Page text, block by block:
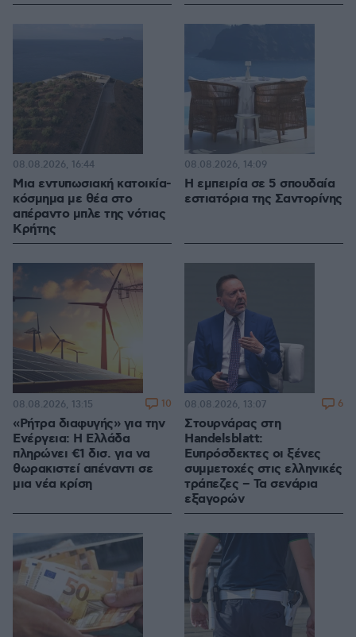
Μια εντυπωσιακή κατοικία-
κόσμημα με θέα στο
απέραντο μπλε της νότιας
Κρήτης
08.08.2026, 16:44
Η εμπειρία σε 5 σπουδαία
εστιατόρια της Σαντορίνης
08.08.2026, 14:09
«Ρήτρα διαφυγής» για την
Ενέργεια: Η Ελλάδα
πληρώνει €1 δισ. για να
θωρακιστεί απέναντι σε
μια νέα κρίση
08.08.2026, 13:15 10
Στουρνάρας στη
Handelsblatt:
Ευπρόσδεκτες οι ξένες
συμμετοχές στις ελληνικές
τράπεζες – Τα σενάρια
εξαγορών
08.08.2026, 13:07 6